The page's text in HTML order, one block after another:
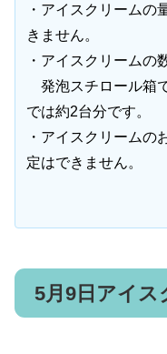
・アイスクリームの
きません。
・アイスクリームの
発泡スチロール箱
では約2台分です。
・アイスクリームの
定はできません。
5月9日アイス